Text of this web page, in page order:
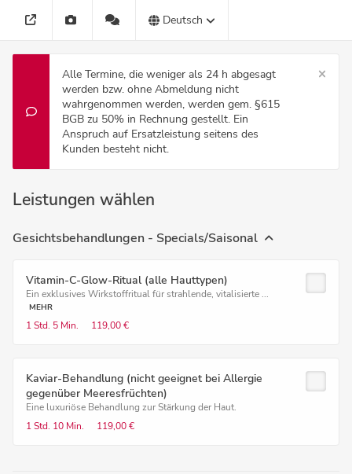
Deutsch
Alle Termine, die weniger als 24 h abgesagt
werden bzw. ohne Abmeldung nicht
wahrgenommen werden, werden gem. §615
BGB zu 50% in Rechnung gestellt. Ein
Anspruch auf Ersatzleistung seitens des
Kunden besteht nicht.
Leistungen wählen
Gesichtsbehandlungen - Specials/Saisonal
Vitamin-C-Glow-Ritual (alle Hauttypen)
Ein exklusives Wirkstoffritual für strahlende, vitalisierte ...
MEHR
1 Std. 5 Min. 119,00 €
Kaviar-Behandlung (nicht geeignet bei Allergie
gegenüber Meeresfrüchten)
Eine luxuriöse Behandlung zur Stärkung der Haut.
1 Std. 10 Min. 119,00 €